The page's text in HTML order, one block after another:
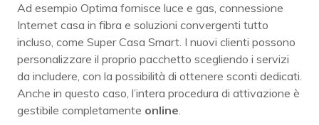
Ad esempio Optima fornisce luce e gas, connessione
Internet casa in fibra e soluzioni convergenti tutto
incluso, come Super Casa Smart. I nuovi clienti possono
personalizzare il proprio pacchetto scegliendo i servizi
da includere, con la possibilità di ottenere sconti dedicati.
Anche in questo caso, l’intera procedura di attivazione è
gestibile completamente online.